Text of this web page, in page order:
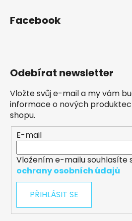
Facebook
Odebírat newsletter
Vložte svůj e-mail a my vám
informace o nových
shopu.
E-mail
Vložením e-mailu souhlasíte
ochrany osobních údajů
PŘIHLÁSIT SE